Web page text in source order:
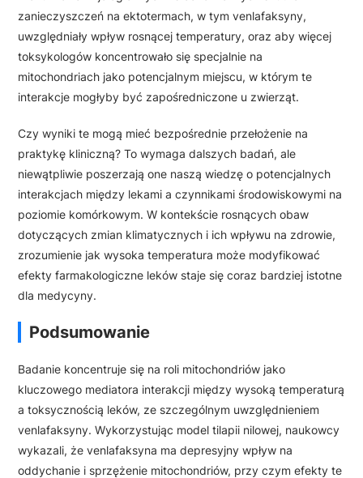
zanieczyszczeń na ektotermach, w tym venlafaksyny,
uwzględniały wpływ rosnącej temperatury, oraz aby więcej
toksykologów koncentrowało się specjalnie na
mitochondriach jako potencjalnym miejscu, w którym te
interakcje mogłyby być zapośredniczone u zwierząt.
Czy wyniki te mogą mieć bezpośrednie przełożenie na
praktykę kliniczną? To wymaga dalszych badań, ale
niewątpliwie poszerzają one naszą wiedzę o potencjalnych
interakcjach między lekami a czynnikami środowiskowymi na
poziomie komórkowym. W kontekście rosnących obaw
dotyczących zmian klimatycznych i ich wpływu na zdrowie,
zrozumienie jak wysoka temperatura może modyfikować
efekty farmakologiczne leków staje się coraz bardziej istotne
dla medycyny.
Podsumowanie
Badanie koncentruje się na roli mitochondriów jako
kluczowego mediatora interakcji między wysoką temperaturą
a toksycznością leków, ze szczególnym uwzględnieniem
venlafaksyny. Wykorzystując model tilapii nilowej, naukowcy
wykazali, że venlafaksyna ma depresyjny wpływ na
oddychanie i sprzężenie mitochondriów, przy czym efekty te